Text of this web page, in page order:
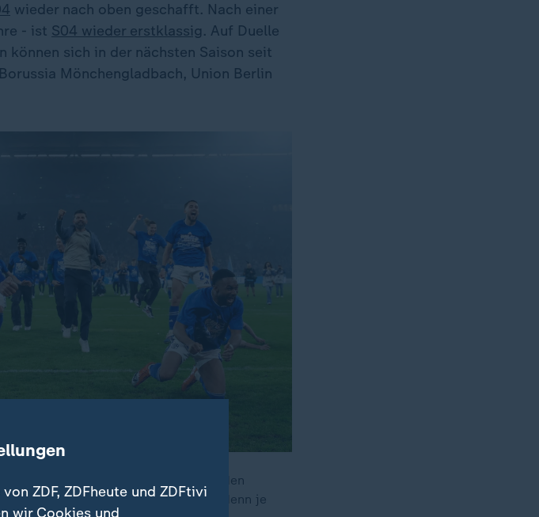
wieder nach oben geschafft. Nach einer
- ist S04 wieder erstklassig. Auf Duelle
können sich in der nächsten Saison seit
Mönchengladbach, Union Berlin
Der entscheidende Schritt gelang den
Düsseldorf. Düsseldorf muss mehr denn je
ZDF, ZDFheute und ZDFtivi
wir Cookies und